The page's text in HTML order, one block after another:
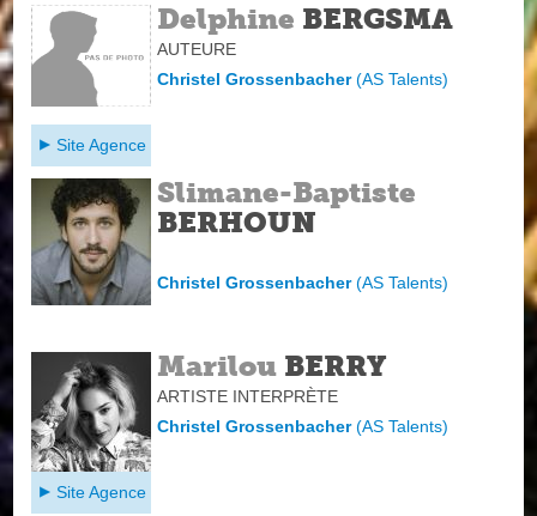
Delphine BERGSMA
AUTEURE
Christel Grossenbacher(AS Talents)
Site Agence
Slimane-Baptiste
BERHOUN
Christel Grossenbacher(AS Talents)
Marilou BERRY
ARTISTE INTERPRÈTE
Christel Grossenbacher(AS Talents)
Site Agence